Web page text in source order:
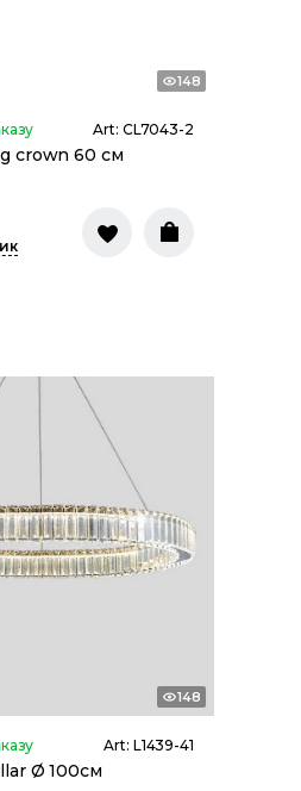
148
Art: CL7043-2
crown 60 см
148
Art: L1439-41
Ø 100см